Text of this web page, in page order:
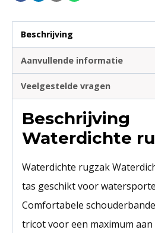
Beschrijving
Aanvullende informatie
Veelgestelde vragen
Beschrijving
Waterdichte
Waterdichte rugzak
tas geschikt voor
Comfortabele
tricot voor een maximum aan